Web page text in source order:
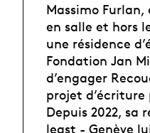
Massimo
en salle et hors
une résidence
Fondation Jan
d’engager
projet d’écriture
Depuis 2022, sa
least - Genève